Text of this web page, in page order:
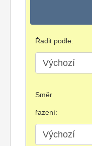
Řadit podle:
Směr
řazení: